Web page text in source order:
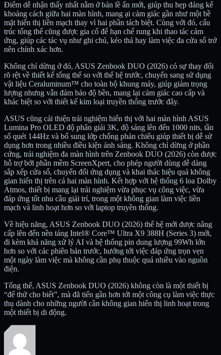
Điểm dễ nhận thấy nhất nằm ở bản lề ẩn mới, giúp thu hẹp đáng kể
khoảng cách giữa hai màn hình, mang ại cảm giác gần như một bề
mặt hiển thị liền mạch thay vì hai phần tách biệt. Cùng với đó, cấu
trúc tổng thể cũng được gia cố để hạn chế rung khi thao tác cảm
ứng, giúp các tác vụ như ghi chú, kéo thả hay làm việc đa cửa sổ trở
nên chính xác hơn.
Không chỉ dừng ở đó, ASUS Zenbook DUO (2026) có sự thay đổi
rõ rệt về thiết kế tổng thể so với thế hệ trước, chuyển sang sử dụng
vật liệu Ceraluminum™ cho toàn bộ khung máy, giúp giảm trọng
lượng nhưng vẫn đảm bảo độ bền, mang lại cảm giác cao cấp và
khác biệt so với thiết kế kim loại truyền thống trước đây.
ASUS cũng cải thiện trải nghiệm hiển thị với hai màn hình ASUS
Lumina Pro OLED độ phân giải 3K, độ sáng lên đến 1000 nits, tần
số quét 144Hz và bổ sung lớp chống phản chiếu giúp thiết bị dễ sử
dụng hơn trong nhiều điều kiện ánh sáng. Không chỉ dừng ở phần
cứng, trải nghiệm đa màn hình trên Zenbook DUO (2026) còn được
hỗ trợ bởi phần mềm ScreenXpert, cho phép người dùng dễ dàng
sắp xếp cửa sổ, chuyển đổi ứng dụng và khai thác hiệu quả không
gian hiển thị trên cả hai màn hình. Kết hợp với hệ thống 6 loa Dolby
Atmos, thiết bị mang lại trải nghiệm vừa phục vụ công việc, vừa
đáp ứng tốt nhu cầu giải trí, trong một không gian làm việc liền
mạch và linh hoạt hơn so với laptop truyền thống.
Về hiệu năng, ASUS Zenbook DUO (2026) thế hệ mới được nâng
cấp lên đến nền tảng Intel® Core™ Ultra X9 388H (Series 3) mới,
đi kèm khả năng xử lý AI và hệ thống pin dung lượng 99Wh lớn
hơn so với các phiên bản trước, hướng tới việc đáp ứng trọn vẹn
một ngày làm việc mà không cần phụ thuộc quá nhiều vào nguồn
điện.
Tổng thể, ASUS Zenbook DUO (2026) không còn là một thiết bị
“để thử cho biết”, mà đã tiến gần hơn tới một công cụ làm việc thực
thụ dành cho những người cần không gian hiển thị linh hoạt trong
một thiết bị di động.